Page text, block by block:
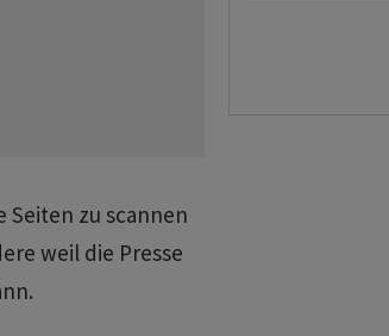
zu scannen
weil die Presse